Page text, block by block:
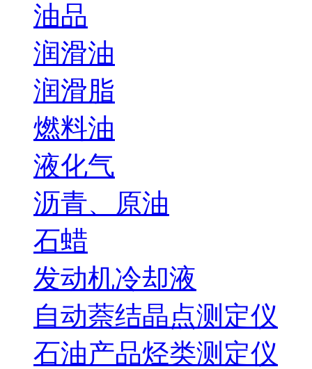
油品
润滑油
润滑脂
燃料油
液化气
沥青、原油
石蜡
发动机冷却液
自动萘结晶点测定仪
石油产品烃类测定仪